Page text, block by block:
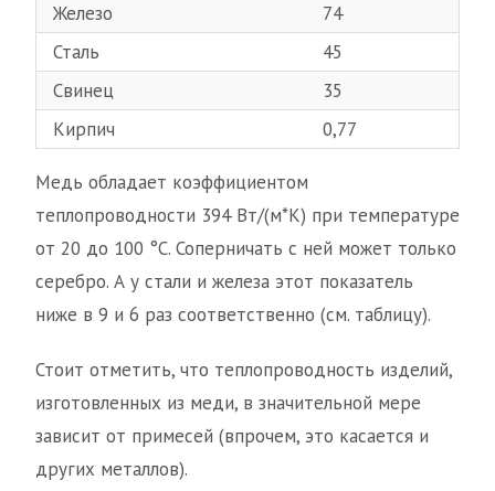
Железо
74
Сталь
45
Свинец
35
Кирпич
0,77
Медь обладает коэффициентом
теплопроводности 394 Вт/(м*К) при температуре
от 20 до 100 °С. Соперничать с ней может только
серебро. А у стали и железа этот показатель
ниже в 9 и 6 раз соответственно (см. таблицу).
Стоит отметить, что теплопроводность изделий,
изготовленных из меди, в значительной мере
зависит от примесей (впрочем, это касается и
других металлов).